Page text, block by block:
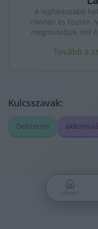
A legfontosabb
röviden és tisztán.
megmutatjuk, mit
Tovább a
Kulcsszavak:
Debrecen
Főoldal